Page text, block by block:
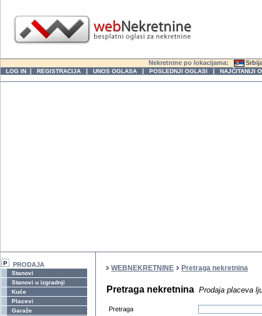
Nekretnine po lokacijama:
LOG IN | REGISTRACIJA | UNOS OGLASA | POSLEDNJI OGLASI | NAJČITANIJI
PRODAJA
Stanovi
Stanovi u izgradnji
Kuće
Placevi
Garaže
WEBNEKRETNINE Pretraga nekretnina
Pretraga nekretnina Prodaja placeva
Pretraga